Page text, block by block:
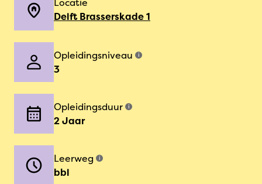
Delft Brasserskade 1
Opleidingsniveau i
3
Opleidingsduur i
2 Jaar
Leerweg i
bbl